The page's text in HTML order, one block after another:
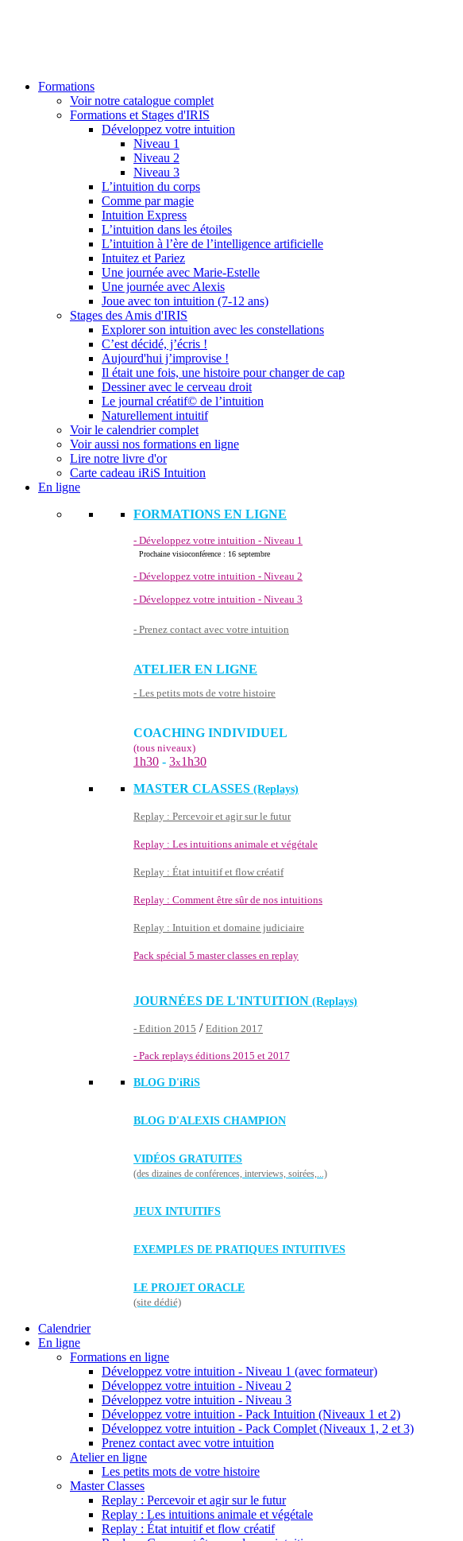
Formations
Voir notre catalogue complet
Formations et Stages d'IRIS
Développez votre intuition
Niveau 1
Niveau 2
Niveau 3
L’intuition du corps
Comme par magie
Intuition Express
L’intuition dans les étoiles
L’intuition à l’ère de l’intelligence artificielle
Intuitez et Pariez
Une journée avec Marie-Estelle
Une journée avec Alexis
Joue avec ton intuition (7-12 ans)
Stages des Amis d'IRIS
Explorer son intuition avec les constellations
C’est décidé, j’écris !
Aujourd'hui j’improvise !
Il était une fois, une histoire pour changer de cap
Dessiner avec le cerveau droit
Le journal créatif© de l’intuition
Naturellement intuitif
Voir le calendrier complet
Voir aussi nos formations en ligne
Lire notre livre d'or
Carte cadeau iRiS Intuition
En ligne
FORMATIONS EN LIGNE
- Développez votre intuition - Niveau 1
Prochaine visioconférence : 16 septembre
- Développez votre intuition - Niveau 2
- Développez votre intuition - Niveau 3
- Prenez contact avec votre intuition
ATELIER EN LIGNE
- Les petits mots de votre histoire
COACHING INDIVIDUEL
(tous niveaux)
1h30 - 3x1h30
MASTER CLASSES (Replays)
Replay : Percevoir et agir sur le futur
Replay : Les intuitions animale et végétale
Replay : État intuitif et flow créatif
Replay : Comment être sûr de nos intuitions
Replay : Intuition et domaine judiciaire
Pack spécial 5 master classes en replay
JOURNÉES DE L'INTUITION (Replays)
- Edition 2015 / Edition 2017
- Pack replays éditions 2015 et 2017
BLOG D'iRiS
BLOG D'ALEXIS CHAMPION
VIDÉOS GRATUITES
(des dizaines de conférences, interviews, soirées,...)
JEUX INTUITIFS
EXEMPLES DE PRATIQUES INTUITIVES
LE PROJET ORACLE
(site dédié)
Calendrier
En ligne
Formations en ligne
Développez votre intuition - Niveau 1 (avec formateur)
Développez votre intuition - Niveau 2
Développez votre intuition - Niveau 3
Développez votre intuition - Pack Intuition (Niveaux 1 et 2)
Développez votre intuition - Pack Complet (Niveaux 1, 2 et 3)
Prenez contact avec votre intuition
Atelier en ligne
Les petits mots de votre histoire
Master Classes
Replay : Percevoir et agir sur le futur
Replay : Les intuitions animale et végétale
Replay : État intuitif et flow créatif